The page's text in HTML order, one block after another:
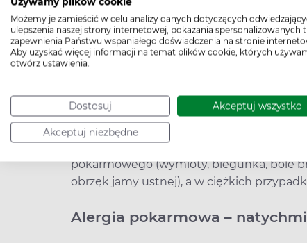
Możemy je zamieścić w celu analizy danych dotyczących
ulepszenia naszej strony internetowej, pokazania spersonalizowanych
zapewnienia Państwu wspaniałego doświadczenia na stronie
Aby uzyskać więcej informacji na temat plików cookie, których
otwórz ustawienia.
Dostosuj Akceptuj wszystko
Akceptuj niezbędne
Alergia pokarmowa
uwarunkowana jest
immunologicznego, który odpowiada za
pokarmowej organizm reaguje na białka
błędnie rozpoznaje je jako zagrożenie
tym produkcję przeciwciał –
najczęstsza w alergii pokarmowej
opóźnione reakcje alergiczne, które nie
immunologiczny (np. komórkowy
Alergia pokarmowa może dawać objawy
pokarmowego (wymioty, biegunka, bóle
obrzęk jamy ustnej), a w ciężkich
Alergia pokarmowa –